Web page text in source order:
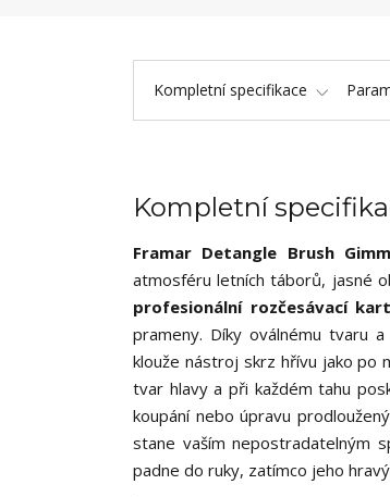
Kompletní specifikace
Kompletní
Framar Detangle Brush
atmosféru letních táborů, jasné
profesionální rozčesávací
prameny. Díky oválnému tvaru a
klouže nástroj skrz hřívu jako po
tvar hlavy a při každém tahu
koupání nebo úpravu
stane vaším nepostradatelným
padne do ruky, zatímco jeho